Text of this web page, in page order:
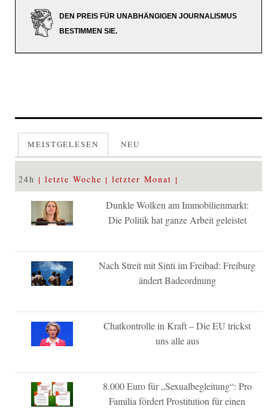
DEN PREIS FÜR UNABHÄNGIGEN JOURNALISMUS
BESTIMMEN SIE.
MEISTGELESEN NEU
24h letzte Woche letzter Monat
Dunkle Wolken am Immobilienmarkt:
Die Politik hat ganze Arbeit geleistet
Nach Streit mit Sinti im Freibad: Freiburg
ändert Badeordnung
Chatkontrolle in Kraft – Die EU trickst
uns alle aus
8.000 Euro für „Sexualbegleitung“: Pro
Familia fördert Prostitution für einen